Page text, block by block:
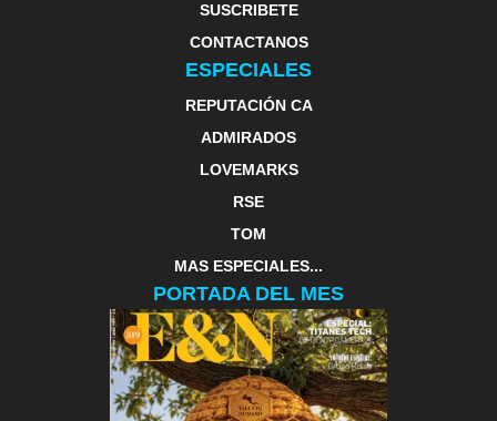
SUSCRIBETE
CONTACTANOS
ESPECIALES
REPUTACIÓN CA
ADMIRADOS
LOVEMARKS
RSE
TOM
MAS ESPECIALES...
PORTADA DEL MES